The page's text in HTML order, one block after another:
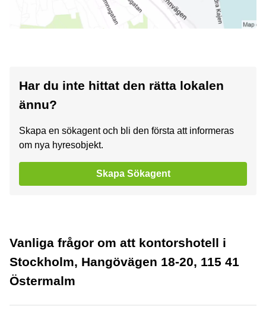
Har du inte hittat den rätta lokalen
ännu?
Skapa en sökagent och bli den första att informeras
om nya hyresobjekt.
Skapa Sökagent
Vanliga frågor om att kontorshotell i
Stockholm, Hangövägen 18-20, 115 41
Östermalm